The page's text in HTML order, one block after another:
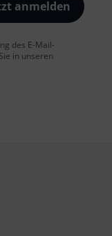
anmelden
des E-Mail-
in unseren